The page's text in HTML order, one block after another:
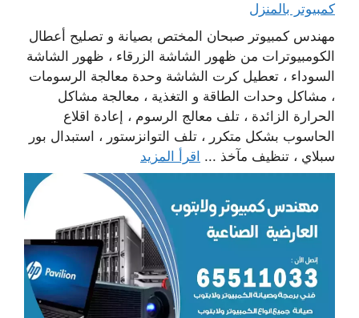
كمبيوتر بالمنزل
مهندس كمبيوتر صبحان المختص بصيانة و تصليح أعطال
الكومبيوترات من ظهور الشاشة الزرقاء ، ظهور الشاشة
السوداء ، تعطيل كرت الشاشة وحدة معالجة الرسومات
، مشاكل وحدات الطاقة و التغذية ، معالجة مشاكل
الحرارة الزائدة ، تلف معالج الرسوم ، إعادة اقلاع
الحاسوب بشكل متكرر ، تلف التوانزستور ، استبدال بور
سبلاي ، تنظيف مآخذ ... اقرأ المزيد